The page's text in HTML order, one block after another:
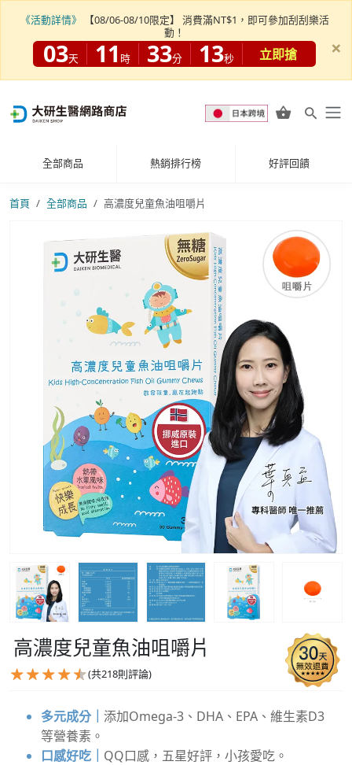
全部商品 熱銷排行榜 好評回饋
首頁 全部商品 高濃度兒童魚油咀嚼片
高濃度兒童魚油咀嚼片
(共218則評論)
多元成分｜ 添加Omega-3、DHA、EPA、維生素D3
等營養素。
口感好吃｜ QQ口感，五星好評，小孩愛吃。
《活動詳情》
【08/06-08/10限定】 消費滿NT$1，即可參加刮刮樂活
動！
03天 11 時 33分 12秒 立即搶 ×